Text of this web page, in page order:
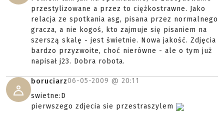
przestylizowane a przez to ciężkostrawne. Jako
relacja ze spotkania asg, pisana przez normalnego
gracza, a nie kogoś, kto zajmuje się pisaniem na
szerszą skalę - jest świetnie. Nowa jakość. Zdjęcia
bardzo przyzwoite, choć nierówne - ale o tym już
napisał j23. Dobra robota.
boruciarz06-05-2009 @ 20:11
swietne:D
pierwszego zdjecia sie przestraszylem